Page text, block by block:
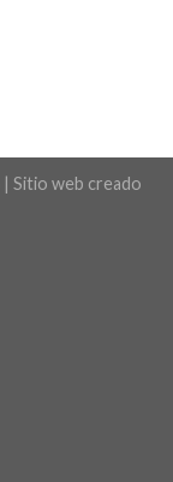
| Sitio web creado